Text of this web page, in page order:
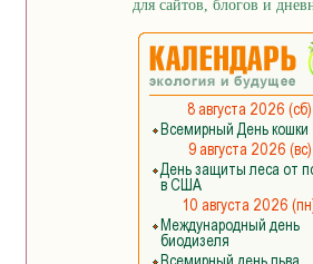
для сайтов, блогов и